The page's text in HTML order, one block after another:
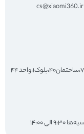
cs@xiaomi360.ir